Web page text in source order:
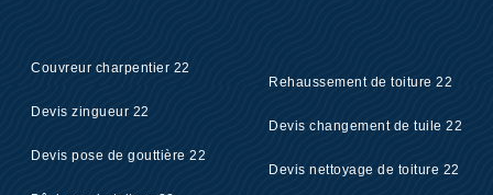
Couvreur charpentier 22
Devis zingueur 22
Devis pose de gouttière 22
Rehaussement de toiture 22
Devis changement de tuile 22
Devis nettoyage de toiture 22